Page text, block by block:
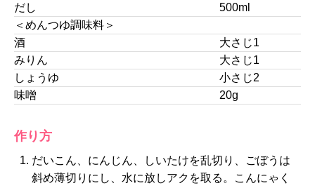
だし
500ml
＜めんつゆ調味料＞
酒
大さじ1
みりん
大さじ1
しょうゆ
小さじ2
味噌
20g
作り方
だいこん、にんじん、しいたけを乱切り、ごぼうは
斜め薄切りにし、水に放しアクを取る。こんにゃく